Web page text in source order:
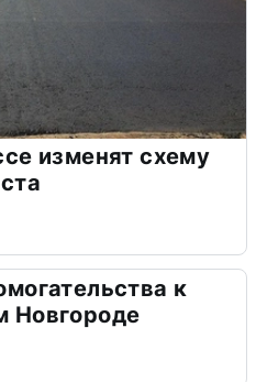
изменят схему
к
Новгороде